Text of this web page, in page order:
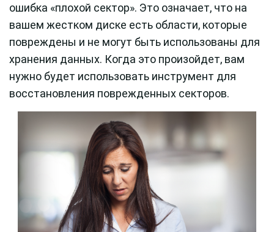
ошибка «плохой сектор». Это означает, что на
вашем жестком диске есть области, которые
повреждены и не могут быть использованы для
хранения данных. Когда это произойдет, вам
нужно будет использовать инструмент для
восстановления поврежденных секторов.